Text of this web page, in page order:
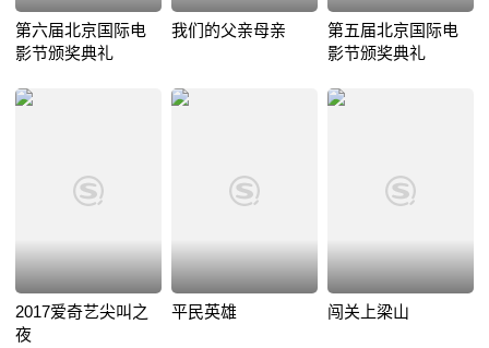
第六届北京国际电
影节颁奖典礼
我们的父亲母亲
第五届北京国际电
影节颁奖典礼
2017爱奇艺尖叫之
夜
平民英雄 闯关上梁山